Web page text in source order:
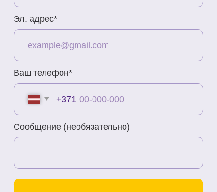
Адрес
Brīvības gatve 214B,
Rīga, Latvija
+371 23 271 732
Эл. адрес
info@bubnovsky.lv
Как добраться
Вс : 10.00–15.00